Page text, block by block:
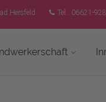
Hersfeld Tel.: 06621-